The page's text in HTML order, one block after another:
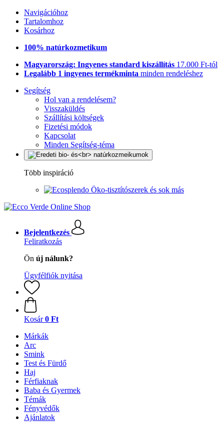
Navigációhoz
Tartalomhoz
Kosárhoz
100% natúrkozmetikum
Magyarország: Ingyenes standard kiszállítás 17.000 Ft-tól
Legalább 1 ingyenes termékminta minden rendeléshez
Segítség
Hol van a rendelésem?
Visszaküldés
Szállítási költségek
Fizetési módok
Kapcsolat
Minden Segítség-téma
Több inspiráció
Öko-tisztítószerek és sok más
Bejelentkezés
Feliratkozás
Ön új nálunk?
Ügyfélfiók nyitása
Kosár 0 Ft
Márkák
Arc
Smink
Test és Fürdő
Haj
Férfiaknak
Baba és Gyermek
Témák
Fényvédők
Ajánlatok